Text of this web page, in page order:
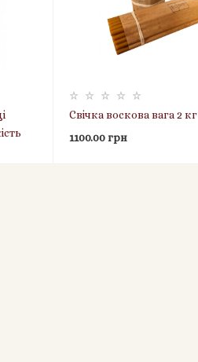
Свічка воскова вага 2 кг
1100.00 грн